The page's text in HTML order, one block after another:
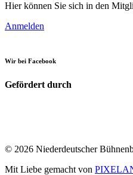
Hier können Sie sich in den
Anmelden
Wir bei Facebook
Gefördert durch
© 2026 Niederdeutscher
Mit Liebe gemacht von